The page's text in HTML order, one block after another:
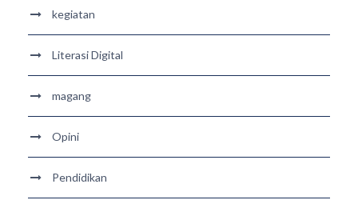
kegiatan
Literasi Digital
magang
Opini
Pendidikan